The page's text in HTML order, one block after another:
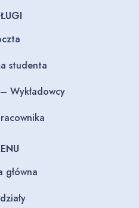
studenta
Wykładowcy
główna